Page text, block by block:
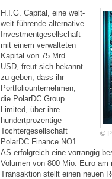
©
H.I.G. Capital, eine welt­
weit führende alter­native
Invest­ment­gesell­schaft
mit einem verwalteten
Kapital von 75 Mrd.
USD, freut sich bekannt
zu geben, dass ihr
Portfolio­unter­nehmen,
die PolarDC Group
Limited, über ihre
hundert­prozentige
Tochter­gesell­schaft
PolarDC Finance NO1
AS erfolgreich eine vorrangig
Volumen von 800 Mio. Euro
Transaktion stellt einen neuen